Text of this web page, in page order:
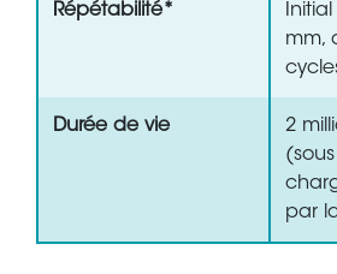
Répétabilité*
Initial
mm,
Durée de vie
2
par